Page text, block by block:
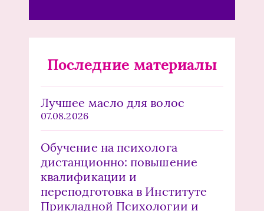
Последние материалы
Лучшее масло для волос
07.08.2026
Обучение на психолога
дистанционно: повышение
квалификации и
переподготовка в Институте
Прикладной Психологии и